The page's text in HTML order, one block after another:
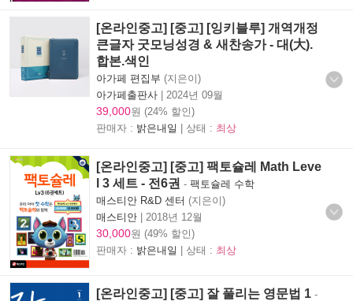
[온라인중고] [중고] [잉키블루] 개역개정
큰글자 굿모닝성경 & 새찬송가 - 대(大).
합본.색인
아가페 편집부 (지은이)
아가페출판사 | 2024년 09월
39,000원 (24% 할인)
판매자 : 밝은내일 | 상태 : 최상
[온라인중고] [중고] 팩토슐레 Math Leve
l 3 세트 - 전6권 - 팩토슐레 수학
매스티안 R&D 센터 (지은이)
매스티안 | 2018년 12월
30,000원 (49% 할인)
판매자 : 밝은내일 | 상태 : 최상
[온라인중고] [중고] 잘 풀리는 영문법 1 -